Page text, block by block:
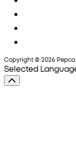
Copyright © 2026
Selected